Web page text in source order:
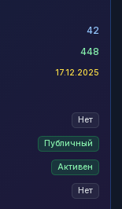
42
448
17.12.2025
Нет
Публичный
Активен
Нет